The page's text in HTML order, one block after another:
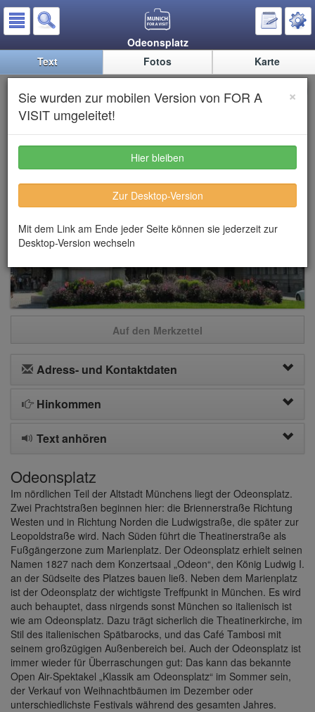
×
Sie wurden zur mobilen Version von FOR A
VISIT umgeleitet!
Hier bleiben
Zur Desktop-Version
Mit dem Link am Ende jeder Seite können sie jederzeit zur
Desktop-Version wechseln
Odeonsplatz
Text
Fotos Karte
Odeonsplatz
Auf den Merkzettel
Adress- und Kontaktdaten
Hinkommen
Text anhören
Odeonsplatz
Im nördlichen Teil der Altstadt Münchens liegt der Odeonsplatz.
Zwei Prachtstraßen beginnen hier: die Briennerstraße Richtung
Westen und in Richtung Norden die Ludwigstraße, die später zur
Leopoldstraße wird. Nach Süden führt die Theatinerstraße als
Fußgängerzone zum Marienplatz. Der Odeonsplatz erhielt seinen
Namen 1827 nach dem Konzertsaal „Odeon“, den König Ludwig I.
an der Südseite des Platzes bauen ließ. Neben dem Marienplatz
ist der Odeonsplatz der wichtigste Treffpunkt in München. Es wird
auch behauptet, dass nirgends sonst München so italienisch ist
wie am Odeonsplatz. Dazu trägt sicherlich die Theatinerkirche, im
Stil des italienischen Spätbarocks, und das Café Tambosi mit
seinem großzügigen Außenbereich bei. Auch der Odeonsplatz ist
immer wieder für Überraschungen gut: Das kann das bekannte
Open Air-Spektakel „Klassik am Odeonsplatz“ im Sommer sein,
der Verkauf von Weihnachtbäumen im Dezember oder
unterschiedlichste Festivals während des gesamten Jahres.